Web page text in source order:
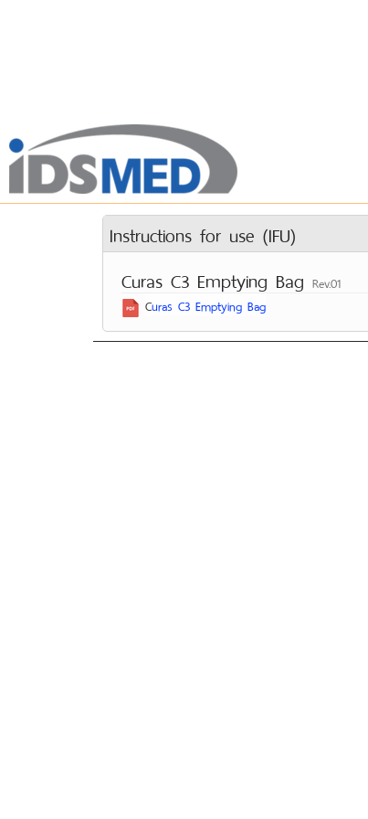
Instructions for use (IFU)
Curas C3 Emptying Bag Rev.01
Curas C3 Emptying Bag